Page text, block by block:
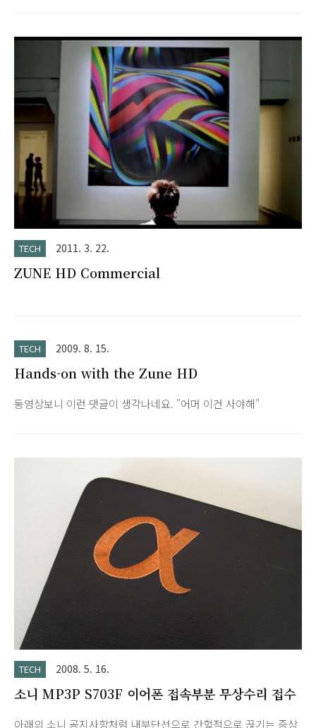
니다. 저 typography UI가 마음에 들어서 구매했습니다. 음악을
넣기 위해서는 zune software를 설치 후 sync 하셔야 합니다.
zune software download link http://www.zune.net/en-
US/products/software/default.htm favorite artists 입력 화
면입니다. 국내 가수는 안되네요. quickplay화면입니다.
collection 화면입니다. 폴더를 ..
TECH 2011. 3. 22.
ZUNE HD Commercial
TECH 2009. 8. 15.
Hands-on with the Zune HD
동영상보니 이런 댓글이 생각나네요. "어머 이건 사야해"
TECH 2008. 5. 16.
소니 MP3P S703F 이어폰 접속부분 무상수리 접수
아래의 소니 공지사항처럼 내부단선으로 간헐적으로 끊기는 증상